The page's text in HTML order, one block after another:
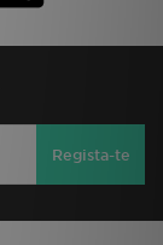
Regista-te